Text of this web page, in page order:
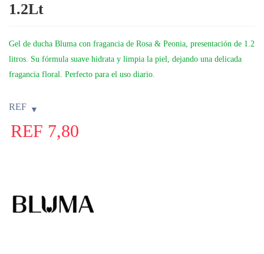
1.2Lt
Gel de ducha Bluma con fragancia de Rosa & Peonia, presentación de 1.2
litros. Su fórmula suave hidrata y limpia la piel, dejando una delicada
fragancia floral. Perfecto para el uso diario.
REF
REF 7,80